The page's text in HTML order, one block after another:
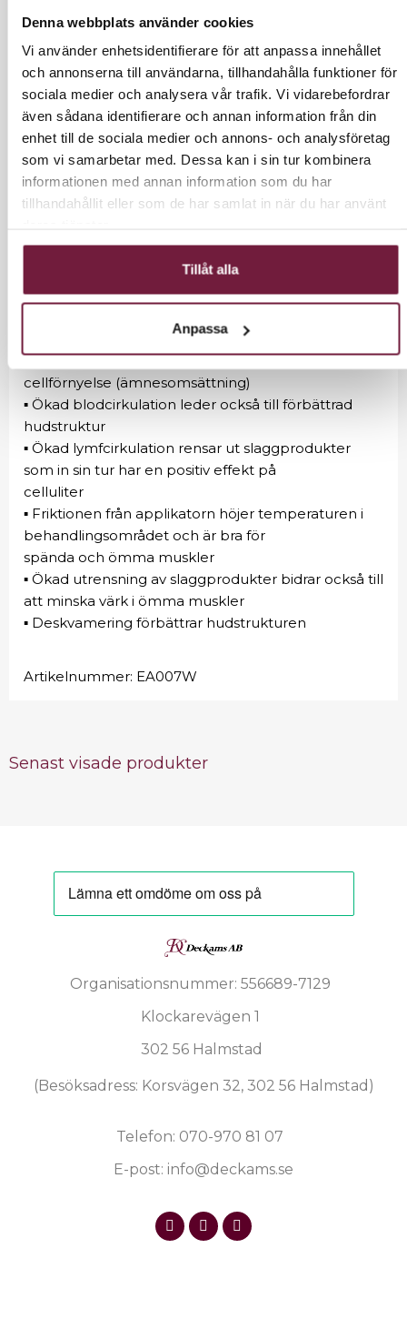
Denna webbplats använder cookies
Vi använder enhetsidentifierare för att anpassa innehållet
och annonserna till användarna, tillhandahålla funktioner för
sociala medier och analysera vår trafik. Vi vidarebefordrar
även sådana identifierare och annan information från din
enhet till de sociala medier och annons- och analysföretag
som vi samarbetar med. Dessa kan i sin tur kombinera
informationen med annan information som du har
tillhandahållit eller som de har samlat in när du har använt
Tillåt alla
Anpassa
friktion och tapotement.
Användningsområden
▪ Förbättrar cirkulationen
▪ Ökar avslappning
▪ Avslappnande på spända muskler
▪ Reducerar muskelvärk
▪ Deskvamerande
▪ Förbättrar hudstrukturen
Fysiska effekter
▪ Huvudeffekt: förbättrar blod- och
lymfcirkulationen
syrerikt blod och näringsämnen
▪ Ökad blodcirkulation leder i sin tur till ökad
cellförnyelse (ämnesomsättning)
▪ Ökad blodcirkulation leder också till förbättrad
hudstruktur
▪ Ökad lymfcirkulation rensar ut slaggprodukter
som in sin tur har en positiv effekt på
celluliter
▪ Friktionen från applikatorn höjer temperaturen i
behandlingsområdet och är bra för
spända och ömma muskler
▪ Ökad utrensning av slaggprodukter bidrar också till
att minska värk i ömma muskler
▪ Deskvamering förbättrar hudstrukturen
Artikelnummer: EA007W
Senast visade produkter
Organisationsnummer: 556689-7129
Klockarevägen 1
302 56 Halmstad
(Besöksadress: Korsvägen 32, 302 56 Halmstad)
Telefon: 070-970 81 07
E-post: info@deckams.se